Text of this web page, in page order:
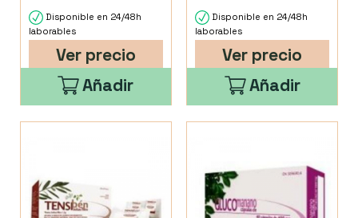
Disponible en 24/48h
laborables
Ver precio
Añadir
Disponible en 24/48h
laborables
Ver precio
Añadir